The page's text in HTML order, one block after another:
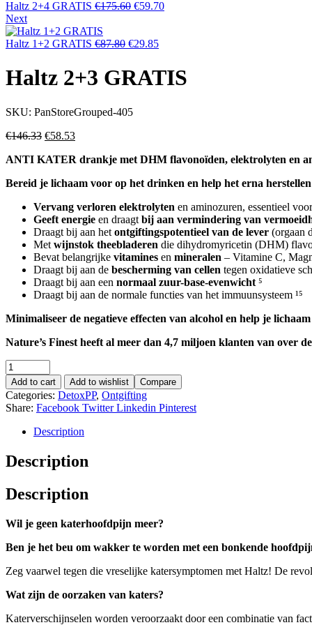
Haltz 2+4 GRATIS €175.60 Original
€175.60.
€59.70Current
Next
Haltz 1+2 GRATIS €87.80 Original
was:
€87.80.
€29.85Current
is:
€29.85.
Haltz 2+3 GRATIS
SKU: PanStoreGrouped-405
€146.33 Original
was:
€58.53Current
is:
ANTI KATER drankje met DHM flavonoïden, elektrolyten en
Bereid je lichaam voor op het drinken en help het erna
Vervang verloren elektrolyten en aminozuren, essentieel
Geeft energie en draagt bij aan vermindering van
Draagt bij aan het ontgiftingspotentieel van de lever (orgaan
Met wijnstok theebladeren die dihydromyricetin (DHM)
Bevat belangrijke vitamines en mineralen – Vitamine C,
Draagt bij aan de bescherming van cellen tegen oxidatieve
Draagt bij aan een normaal zuur-base-evenwicht ⁵
Draagt bij aan de normale functies van het immuunsysteem ¹⁵
Minimaliseer de negatieve effecten van alcohol en help je
Nature’s Finest heeft al meer dan 4,7 miljoen klanten van over
Quantity
Add to cart Add to wishlist Compare
Categories: DetoxPP, Ontgifting
Share: Facebook Twitter Linkedin Pinterest
Description
Description
Description
Wil je geen katerhoofdpijn meer?
Ben je het beu om wakker te worden met een bonkende
Zeg vaarwel tegen die vreselijke katersymptomen met Haltz! De
Wat zijn de oorzaken van katers?
Katerverschijnselen worden veroorzaakt door een combinatie van